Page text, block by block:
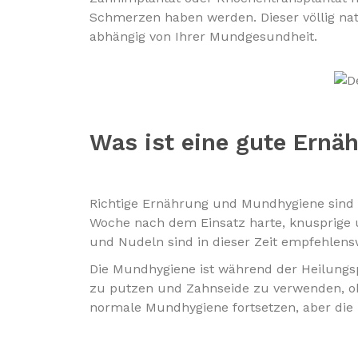
Schmerzen haben werden. Dieser völlig
abhängig von Ihrer Mundgesundheit.
Was ist eine gute
Richtige Ernährung und Mundhygiene
Woche nach dem Einsatz harte,
und Nudeln sind in dieser Zeit
Die Mundhygiene ist während der
zu putzen und Zahnseide zu verwenden,
normale Mundhygiene fortsetzen, aber